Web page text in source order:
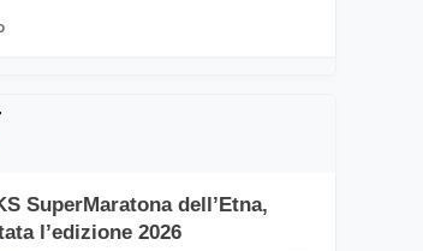
dell’Etna
Leggi
con
la
SuperMaratona dell’Etna,
l’edizione 2026